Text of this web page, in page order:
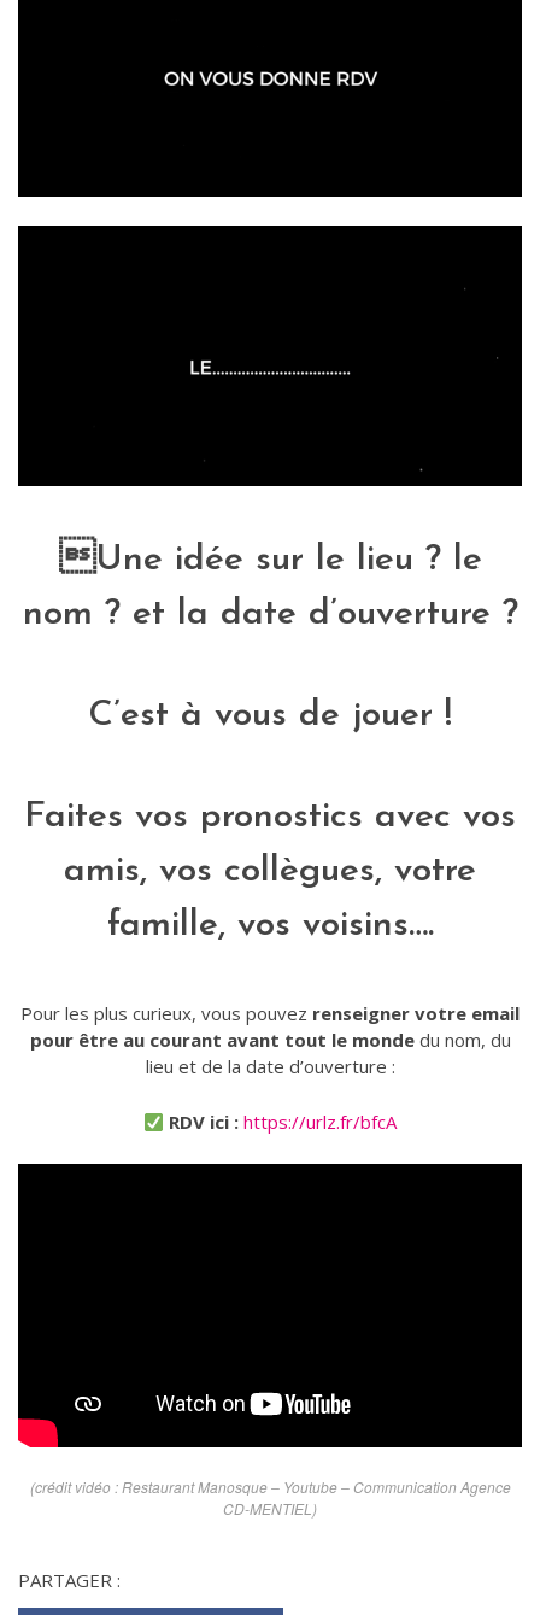
Une idée sur le lieu ? le
nom ? et la date d’ouverture ?
C’est à vous de jouer !
Faites vos pronostics avec vos
amis, vos collègues, votre
famille, vos voisins….
Pour les plus curieux, vous pouvez renseigner votre email
pour être au courant avant tout le mondedu nom, du
lieu et de la date d’ouverture :
RDV ici : https://urlz.fr/bfcA
(crédit vidéo : Restaurant Manosque – Youtube – Communication Agence
CD-MENTIEL)
PARTAGER :